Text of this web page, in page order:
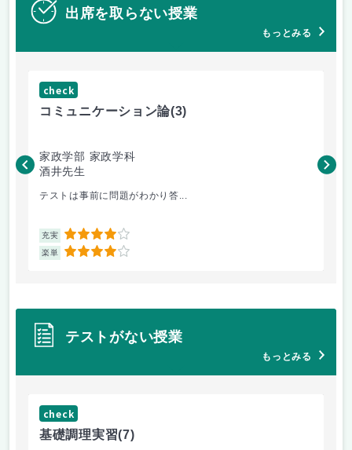
出席を取らない授業
もっとみる
check
コミュニケーション論(3)
家政学部 家政学科
酒井先生
テストは事前に問題がわかり答...
充実 4
楽単 4
村
テストがない授業
もっとみる
check
基礎調理実習(7)